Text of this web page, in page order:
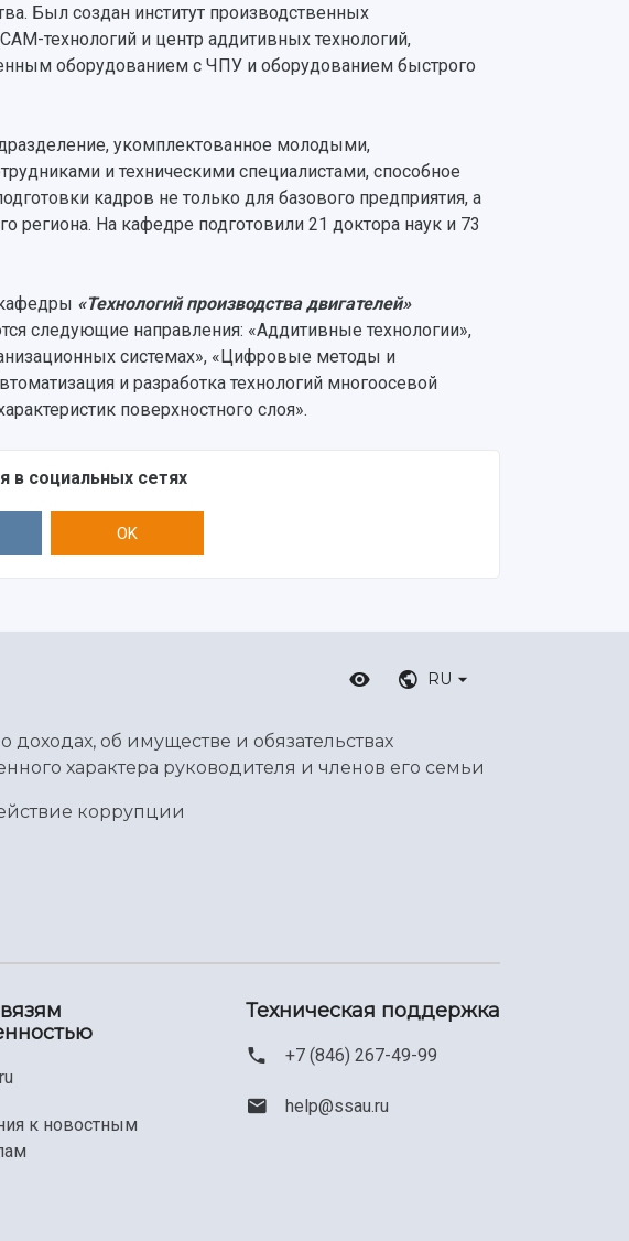
Был создан институт производственных
технологий и центр аддитивных технологий,
оборудованием с ЧПУ и оборудованием быстрого
укомплектованное молодыми,
и техническими специалистами, способное
кадров не только для базового предприятия, а
На кафедре подготовили 21 доктора наук и 73
«Технологий производства двигателей»
следующие направления: «Аддитивные технологии»,
системах», «Цифровые методы и
и разработка технологий многоосевой
поверхностного слоя».
в социальных сетях
OK
RU
доходах, об имуществе и обязательствах
характера руководителя и членов его семьи
коррупции
к новостным
Техническая поддержка
+7 (846) 267-49-99
help@ssau.ru